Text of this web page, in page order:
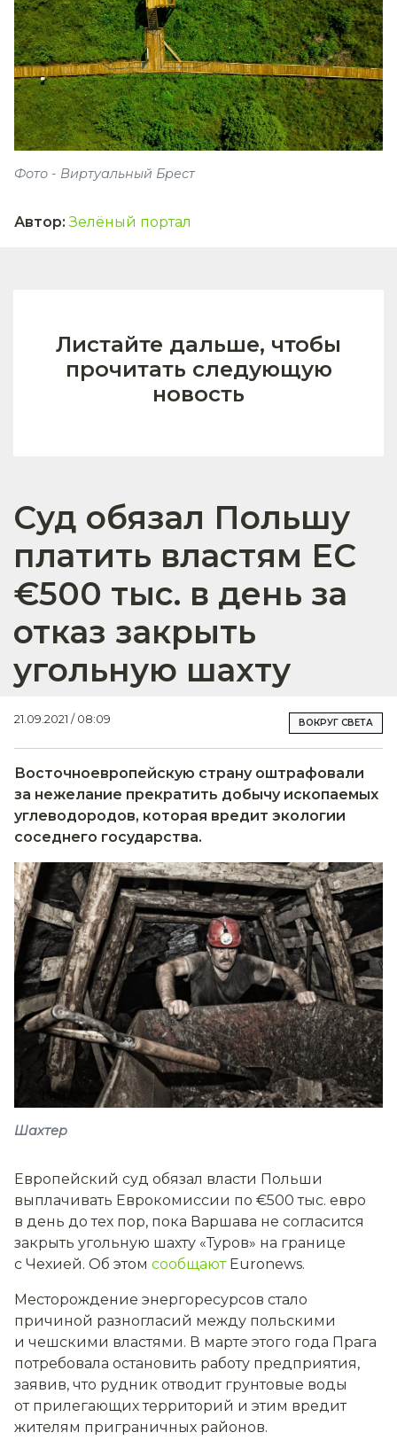
Фото - Виртуальный Брест
Автор: Зелёный портал
Листайте дальше, чтобы
прочитать следующую
новость
Суд обязал Польшу
платить властям ЕС
€500 тыс. в день за
отказ закрыть
угольную шахту
21.09.2021 / 08:09 ВОКРУГ СВЕТА
Восточноевропейскую страну оштрафовали
за нежелание прекратить добычу ископаемых
углеводородов, которая вредит экологии
соседнего государства.
Шахтер
Европейский суд обязал власти Польши
выплачивать Еврокомиссии по €500 тыс. евро
в день до тех пор, пока Варшава не согласится
закрыть угольную шахту «Туров» на границе
с Чехией. Об этом сообщаютEuronews.
Месторождение энергоресурсов стало
причиной разногласий между польскими
и чешскими властями. В марте этого года Прага
потребовала остановить работу предприятия,
заявив, что рудник отводит грунтовые воды
от прилегающих территорий и этим вредит
жителям приграничных районов.